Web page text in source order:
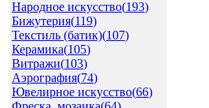
Народное искусство(193)
Бижутерия(119)
Текстиль (батик)(107)
Керамика(105)
Витражи(103)
Аэрография(74)
Ювелирное искусство(66)